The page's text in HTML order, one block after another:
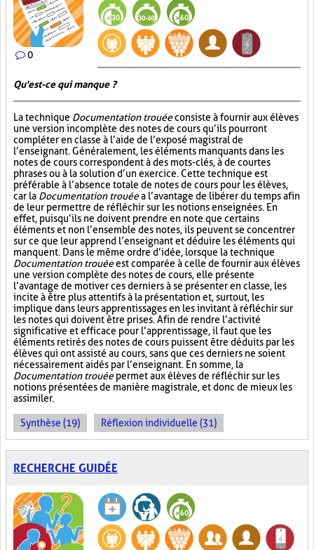
0
Qu'est-ce qui manque ?
La technique Documentation trouéeconsiste à fournir aux élèves
une version incomplète des notes de cours qu’ils pourront
compléter en classe à l’aide de l’exposé magistral de
l’enseignant. Généralement, les éléments manquants dans les
notes de cours correspondent à des mots-clés, à de courtes
phrases ou à la solution d’un exercice. Cette technique est
préférable à l’absence totale de notes de cours pour les élèves,
car la Documentation trouéea l’avantage de libérer du temps afin
de leur permettre de réfléchir sur les notions enseignées. En
effet, puisqu’ils ne doivent prendre en note que certains
éléments et non l’ensemble des notes, ils peuvent se concentrer
sur ce que leur apprend l’enseignant et déduire les éléments qui
manquent. Dans le même ordre d’idée, lorsque la technique
Documentation trouéeest comparée à celle de fournir aux élèves
une version complète des notes de cours, elle présente
l’avantage de motiver ces derniers à se présenter en classe, les
incite à être plus attentifs à la présentation et, surtout, les
implique dans leurs apprentissages en les invitant à réfléchir sur
les notes qui doivent être prises. Afin de rendre l’activité
significative et efficace pour l’apprentissage, il faut que les
éléments retirés des notes de cours puissent être déduits par les
élèves qui ont assisté au cours, sans que ces derniers ne soient
nécessairement aidés par l’enseignant. En somme, la
Documentation trouéepermet aux élèves de réfléchir sur les
notions présentées de manière magistrale, et donc de mieux les
assimiler.
Synthèse (19) Réflexion individuelle (31)
RECHERCHE GUIDÉE